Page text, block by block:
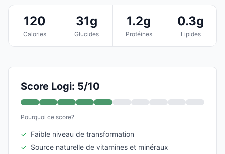
120
Calories
31g
Glucides
1.2g
Protéines
0.3g
Lipides
Score Logi: 5/10
Pourquoi ce score?
✓ Faible niveau de transformation
✓ Source naturelle de vitamines et minéraux